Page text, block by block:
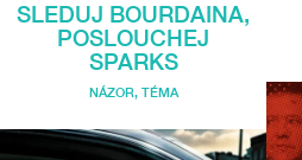
SLEDUJ BOURDAINA,
POSLOUCHEJ
SPARKS
NÁZOR, TÉMA